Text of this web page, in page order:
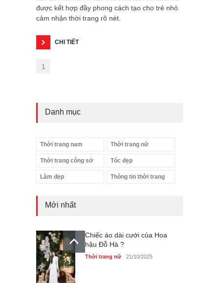
được kết hợp đầy phong cách tạo cho trẻ nhỏ
cảm nhận thời trang rõ nét.
CHI TIẾT
1
Danh mục
Thời trang nam Thời trang nữ
Thời trang công sở Tóc đẹp
Làm đẹp Thông tin thời trang
Mới nhất
Chiếc áo dài cưới của Hoa
hậu Đỗ Hà ?
Thời trang nữ 21/10/2025